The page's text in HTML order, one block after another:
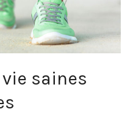
saines